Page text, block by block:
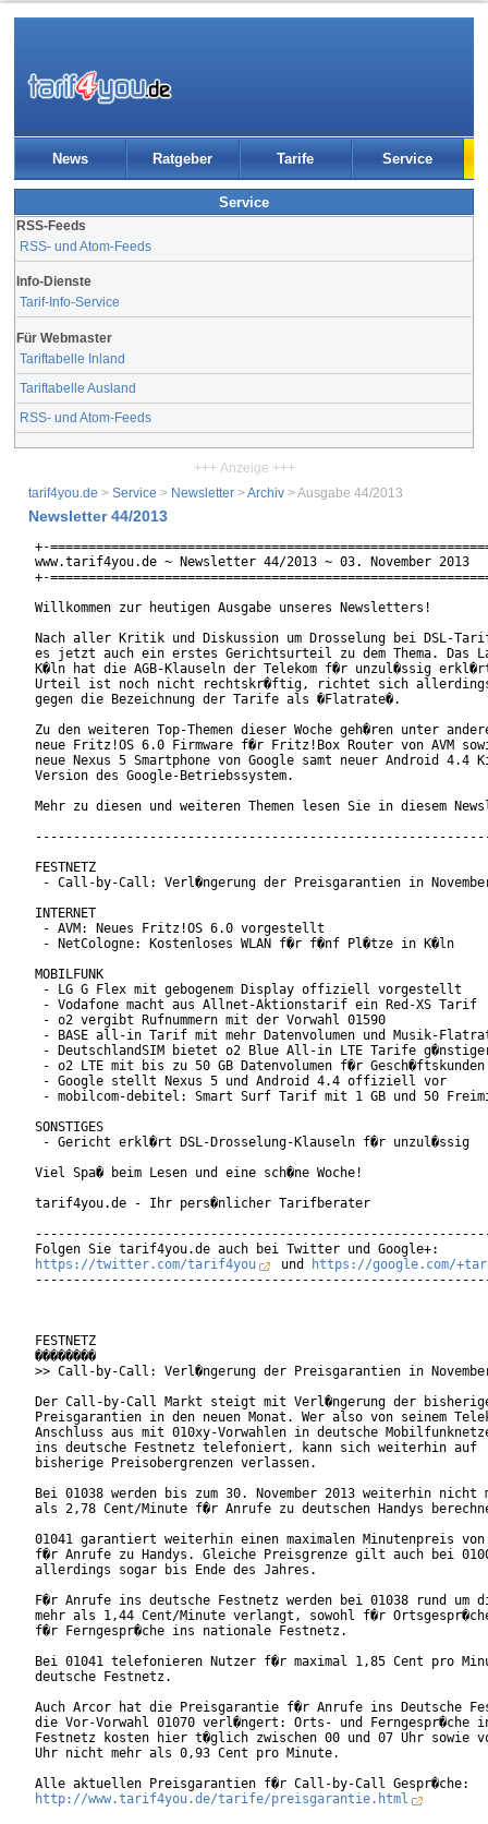
News Ratgeber Tarife Service
Service
RSS-Feeds
RSS- und Atom-Feeds
Info-Dienste
Tarif-Info-Service
Für Webmaster
Tariftabelle Inland
Tariftabelle Ausland
RSS- und Atom-Feeds
+++ Anzeige +++
tarif4you.de > Service > Newsletter >Archiv > Ausgabe 44/2013
Newsletter 44/2013
+-
www.tarif4you.de ~ Newsletter 44/2013 ~ 03. November 2013
+-
Willkommen zur heutigen Ausgabe unseres Newsletters!
Nach aller Kritik und Diskussion um Drosselung bei DSL-
es jetzt auch ein erstes Gerichtsurteil zu dem Thema. Das
K�ln hat die AGB-Klauseln der Telekom f�r unzul�ssig
Urteil ist noch nicht rechtskr�ftig, richtet sich
gegen die Bezeichnung der Tarife als �Flatrate�.
Zu den weiteren Top-Themen dieser Woche geh�ren unter
neue Fritz!OS 6.0 Firmware f�r Fritz!Box Router von AVM
neue Nexus 5 Smartphone von Google samt neuer Android 4.4
Version des Google-Betriebssystem.
Mehr zu diesen und weiteren Themen lesen Sie in diesem
FESTNETZ
- Call-by-Call: Verl�ngerung der Preisgarantien in
INTERNET
- AVM: Neues Fritz!OS 6.0 vorgestellt
- NetCologne: Kostenloses WLAN f�r f�nf Pl�tze in K�ln
MOBILFUNK
- LG G Flex mit gebogenem Display offiziell vorgestellt
- Vodafone macht aus Allnet-Aktionstarif ein Red-XS Tarif
- o2 vergibt Rufnummern mit der Vorwahl 01590
- BASE all-in Tarif mit mehr Datenvolumen und Musik-
- DeutschlandSIM bietet o2 Blue All-in LTE Tarife
- o2 LTE mit bis zu 50 GB Datenvolumen f�r Gesch�ftskunden
- Google stellt Nexus 5 und Android 4.4 offiziell vor
- mobilcom-debitel: Smart Surf Tarif mit 1 GB und 50
SONSTIGES
- Gericht erkl�rt DSL-Drosselung-Klauseln f�r unzul�ssig
Viel Spa� beim Lesen und eine sch�ne Woche!
tarif4you.de - Ihr pers�nlicher Tarifberater
https://twitter.com/tarif4you
und
https://google.com/
FESTNETZ
��������
>> Call-by-Call: Verl�ngerung der Preisgarantien in
Der Call-by-Call Markt steigt mit Verl�ngerung der
Preisgarantien in den neuen Monat. Wer also von seinem
Anschluss aus mit 010xy-Vorwahlen in deutsche
ins deutsche Festnetz telefoniert, kann sich weiterhin auf
bisherige Preisobergrenzen verlassen.
Bei 01038 werden bis zum 30. November 2013 weiterhin nicht
als 2,78 Cent/Minute f�r Anrufe zu deutschen Handys
01041 garantiert weiterhin einen maximalen Minutenpreis
f�r Anrufe zu Handys. Gleiche Preisgrenze gilt auch bei
allerdings sogar bis Ende des Jahres.
F�r Anrufe ins deutsche Festnetz werden bei 01038 rund um
mehr als 1,44 Cent/Minute verlangt, sowohl f�r
f�r Ferngespr�che ins nationale Festnetz.
Bei 01041 telefonieren Nutzer f�r maximal 1,85 Cent pro
deutsche Festnetz.
Auch Arcor hat die Preisgarantie f�r Anrufe ins Deutsche
die Vor-Vorwahl 01070 verl�ngert: Orts- und Ferngespr�che
Festnetz kosten hier t�glich zwischen 00 und 07 Uhr sowie
Uhr nicht mehr als 0,93 Cent pro Minute.
http://www.tarif4you.de/tarife/preisgarantie.html